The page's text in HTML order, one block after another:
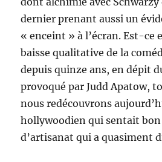
dernier prenant aussi un
« enceint » à l’écran. Est-ce
baisse qualitative de la
depuis quinze ans, en dépit
provoqué par Judd Apatow,
nous redécouvrons
hollywoodien qui sentait
d’artisanat qui a quasiment